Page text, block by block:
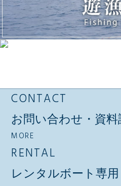
CONTACT
お問い合わせ・資料
MORE
RENTAL
レンタルボート専用